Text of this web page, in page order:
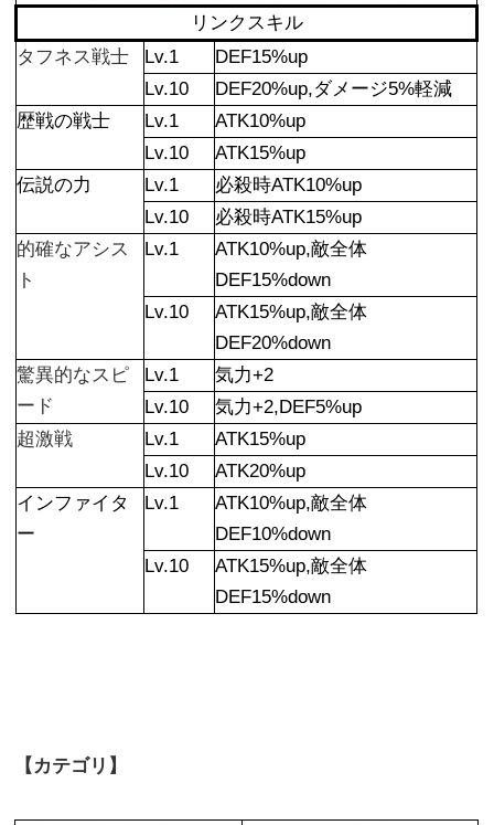
リンクスキル
タフネス戦士
Lv.1
DEF15%up
Lv.10
DEF20%up,ダメージ5%軽減
歴戦の戦士
Lv.1
ATK10%up
Lv.10
ATK15%up
伝説の力
Lv.1
必殺時ATK10%up
Lv.10
必殺時ATK15%up
的確なアシス
ト
Lv.1
ATK10%up,敵全体
DEF15%down
Lv.10
ATK15%up,敵全体
DEF20%down
驚異的なスピ
ード
Lv.1
気力+2
Lv.10
気力+2,DEF5%up
超激戦
Lv.1
ATK15%up
Lv.10
ATK20%up
インファイタ
ー
Lv.1
ATK10%up,敵全体
DEF10%down
Lv.10
ATK15%up,敵全体
DEF15%down
【カテゴリ】